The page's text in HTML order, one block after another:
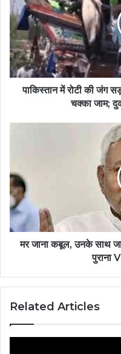
पाकिस्तान में रोटी की जंग
चक्का जाम;
मर जाना कबूल, उनके साथ
पुराना
Related Articles